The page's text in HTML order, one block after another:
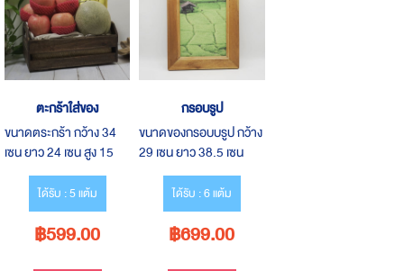
ตะกร้าใส่ของ
ขนาดตระกร้า กว้าง 34
เซน ยาว 24 เซน สูง 15
ได้รับ : 5 แต้ม
฿599.00
กรอบรูป
ขนาดของกรอบบรูป กว้าง
29 เซน ยาว 38.5 เซน
หนา 2 เซน ใส่รูปถ่ายหรือ
รูปวาดก็สวย
ได้รับ : 6 แต้ม
฿699.00